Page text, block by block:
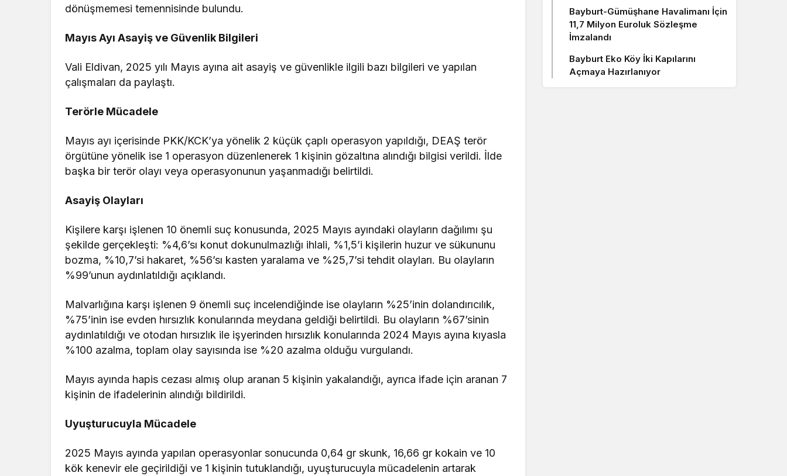
dönüşmemesi temennisinde bulundu.
Mayıs Ayı Asayiş ve Güvenlik Bilgileri
Vali Eldivan, 2025 yılı Mayıs ayına ait asayiş ve güvenlikle ilgili bazı bilgileri ve yapılan
çalışmaları da paylaştı.
Terörle Mücadele
Mayıs ayı içerisinde PKK/KCK’ya yönelik 2 küçük çaplı operasyon yapıldığı, DEAŞ terör
örgütüne yönelik ise 1 operasyon düzenlenerek 1 kişinin gözaltına alındığı bilgisi verildi. İlde
başka bir terör olayı veya operasyonunun yaşanmadığı belirtildi.
Asayiş Olayları
Kişilere karşı işlenen 10 önemli suç konusunda, 2025 Mayıs ayındaki olayların dağılımı şu
şekilde gerçekleşti: %4,6’sı konut dokunulmazlığı ihlali, %1,5’i kişilerin huzur ve sükununu
bozma, %10,7’si hakaret, %56’sı kasten yaralama ve %25,7’si tehdit olayları. Bu olayların
%99’unun aydınlatıldığı açıklandı.
Malvarlığına karşı işlenen 9 önemli suç incelendiğinde ise olayların %25’inin dolandırıcılık,
%75’inin ise evden hırsızlık konularında meydana geldiği belirtildi. Bu olayların %67’sinin
aydınlatıldığı ve otodan hırsızlık ile işyerinden hırsızlık konularında 2024 Mayıs ayına kıyasla
%100 azalma, toplam olay sayısında ise %20 azalma olduğu vurgulandı.
Mayıs ayında hapis cezası almış olup aranan 5 kişinin yakalandığı, ayrıca ifade için aranan 7
kişinin de ifadelerinin alındığı bildirildi.
Uyuşturucuyla Mücadele
2025 Mayıs ayında yapılan operasyonlar sonucunda 0,64 gr skunk, 16,66 gr kokain ve 10
kök kenevir ele geçirildiği ve 1 kişinin tutuklandığı, uyuşturucuyla mücadelenin artarak
Bayburt-Gümüşhane Havalimanı İçin
11,7 Milyon Euroluk Sözleşme
İmzalandı
Bayburt Eko Köy İki Kapılarını
Açmaya Hazırlanıyor